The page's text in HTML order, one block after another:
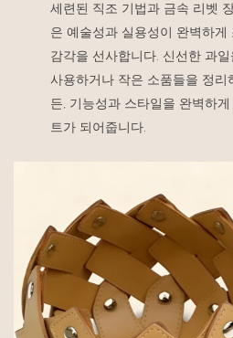
세련된 직조 기법과 금속 리벳
은 예술성과 실용성이 완벽하게
감각을 선사합니다. 신선한 과
사용하거나 작은 소품들을 정
든, 기능성과 스타일을 완벽하
트가 되어줍니다.